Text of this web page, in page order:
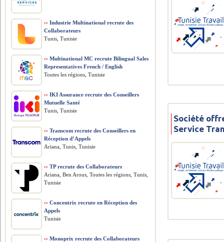
Société
Service
›› Industrie Multinational recrute des
Collaborateurs
Tunis, Tunisie
›› Multinational MC recrute Bilingual Sales
Representatives French / English
Toutes les régions, Tunisie
›› IKI Assurance recrute des Conseillers
Mutuelle Santé
Tunis, Tunisie
›› Transcom recrute des Conseillers en
Réception d’Appels
Ariana, Tunis, Tunisie
›› TP recrute des Collaborateurs
Ariana, Ben Arous, Toutes les régions, Tunis,
Tunisie
›› Concentrix recrute en Réception des
Appels
Tunisie
›› Monoprix recrute des Collaborateurs